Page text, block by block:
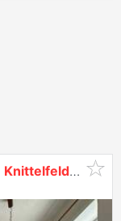
Knittelfeld++